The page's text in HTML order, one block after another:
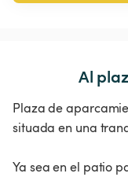
Al
Plaza de
situada en una
Ya sea en el patio